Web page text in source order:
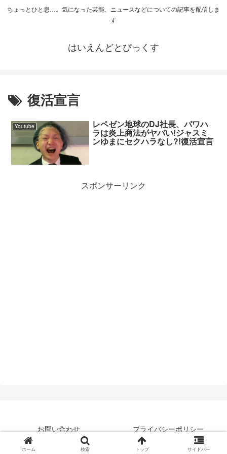
ちょっとひと息…。気になった芸能、ニュースなどについての記事を配信しま
す
はいえんどとぴっくす
復活宣言
Youtube レペゼン地球のDJ社長、パワハ
ラは炎上商法がヤバい!ジャスミ
ンゆまにセクハラなし?!復活宣言
スポンサーリンク
お問い合わせ
プライバシーポリシー
© 2019 はいえんどとぴっくす.
ホーム 検索 トップ サイドバー